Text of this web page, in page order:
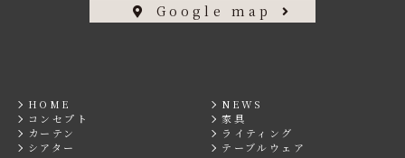
Google map
HOME
NEWS
コンセプト
家具
カーテン
ライティング
シアター
テーブルウェア